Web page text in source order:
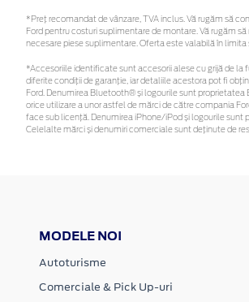
*Preţ recomandat de vânzare, TVA inclus. Vă rugăm să
Ford pentru costuri suplimentare de montare. Vă rugăm
necesare piese suplimentare. Oferta este valabilă în limita
*Accesoriile identificate sunt accesorii alese cu grijă de la
diferite condiții de garanție, iar detaliile acestora pot fi
Ford. Denumirea Bluetooth® și logourile sunt proprietatea
orice utilizare a unor astfel de mărci de către compania
face sub licență. Denumirea iPhone/iPod și logourile sunt
Celelalte mărci și denumiri comerciale sunt deținute de
MODELE NOI
Autoturisme
Comerciale & Pick Up-uri